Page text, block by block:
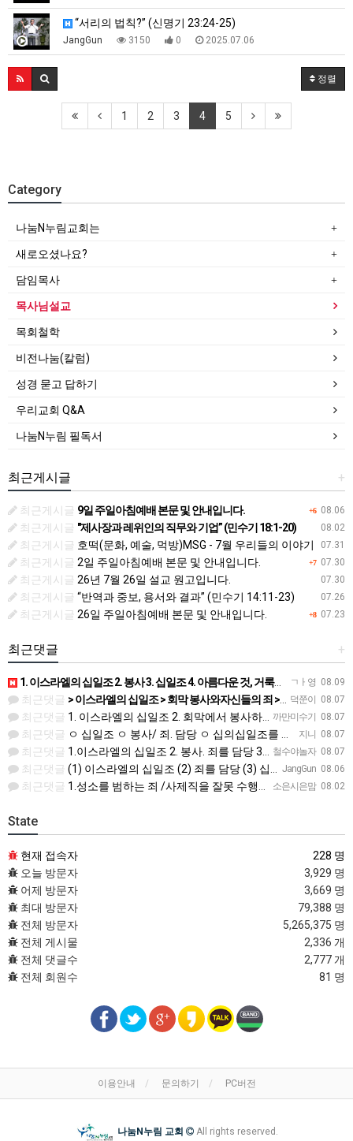
“서리의 법칙?” (신명기 23:24-25)
JangGun 3150 0 2025.07.06
정렬
1 2 3 4 5
Category
나눔N누림교회는
새로오셨나요?
담임목사
목사님설교
목회철학
비전나눔(칼럼)
성경 묻고 답하기
우리교회 Q&A
나눔N누림 필독서
+
최근게시글
+6 08.06
최근게시글 9일 주일아침예배 본문 및 안내입니다.
08.02
최근게시글 "제사장과 레위인의 직무와 기업” (민수기 18:1-20)
07.31
최근게시글 호떡(문화, 예술, 먹방)MSG - 7월 우리들의 이야기
+7 07.30
최근게시글 2일 주일아침예배 본문 및 안내입니다.
07.30
최근게시글 26년 7월 26일 설교 원고입니다.
07.26
최근게시글 “반역과 중보, 용서와 결과” (민수기 14:11-23)
+8 07.23
최근게시글 26일 주일아침예배 본문 및 안내입니다.
+
최근댓글
ㄱㅏ영 08.09
1. 이스라엘의 십일조 2. 봉사 3. 십일조 4. 아름다운 것, 거룩하게 한 부분 5. 죄를 담당하는 것
덕쭌이 08.07
최근댓글 > 이스라엘의 십일조 > 회막 봉사와자신들의 죄 > 십일조의 십일조 > 가장 좋은 부분 > 성물을 더럽히지 …
까만미수기 08.07
최근댓글 1. 이스라엘의 십일조 2. 회막에서 봉사하며 자기들의 죄를 담당 3. 열째 몫. 십일조의 십일조 4. 받은…
지니 08.07
최근댓글 ㅇ 십일조 ㅇ 봉사/ 죄. 담당 ㅇ 십의십일조를 저제물로 드림 ㅇ 흠 없고 아름다운것 ㅇ 죄 / 죽음
철수야놀자 08.07
최근댓글 1.이스라엘의 십일조 2. 봉사. 죄를 담당 3.십일조 4 흠 없이 좋은 것 5.죄. 죽음
JangGun 08.06
최근댓글 (1) 이스라엘의 십일조 (2) 죄를 담당 (3) 십일조의 십일조 (4) 가장 아름다운 것 (5) 성물을 더…
소은시은맘 08.02
최근댓글 1.성소를 범하는 죄 /사제직을 잘못 수행한죄 2.진노가 다시는 이스라엘 자손에게 미치지 않는다. 3.모든 …
State
현재 접속자
228 명
오늘 방문자
3,929 명
어제 방문자
3,669 명
최대 방문자
79,388 명
전체 방문자
5,265,375 명
전체 게시물
2,336 개
전체 댓글수
2,777 개
전체 회원수
81 명
이용안내 문의하기 PC버전
나눔N누림 교회 All rights reserved.